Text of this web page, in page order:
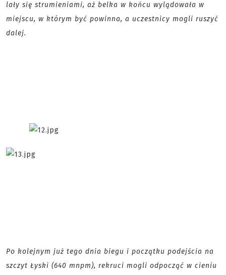
lały się strumieniami, aż belka w końcu wylądowała w
miejscu, w którym być powinna, a uczestnicy mogli ruszyć
dalej.
Po kolejnym już tego dnia biegu i początku podejścia na
szczyt Łyski (640 mnpm), rekruci mogli odpocząć w cieniu